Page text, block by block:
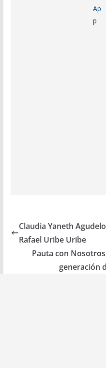
Claudia Yaneth
Rafael Uribe Uribe
Pauta con
generación